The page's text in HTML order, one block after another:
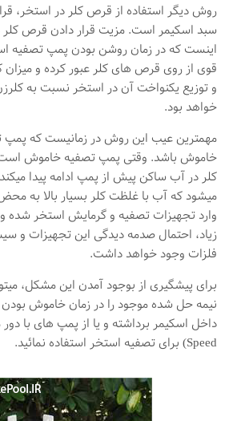
روش دیگر استفاده از قرص کلر در استخر،
سبد اسکیمر است. مزیت قرار دادن قرص کلر
اینست که در زمان روشن بودن پمپ تصفیه
قوی از روی قرص های کلر عبور کرده و
و توزیع یکنواخت آن در استخر نسبت به
خواهد بود.
مهمترین عیب این روش در زمانیست که پمپ
خاموش باشد. وقتی پمپ تصفیه خاموش
کلر در آب ساکن پیش از پمپ ادامه پیدا
میشود که آب با غلظت کلر بسیار بالا به
وارد تجهیزات تصفیه و گرمایش استخر شده
زیاد، احتمال صدمه دیدگی این تجهیزات و
فلزات وجود خواهد داشت.
برای پیشگیری از بوجود آمدن این مشکل،
نیمه حل شده موجود را در زمان خاموش
Speed) برای تصفیه استخر استفاده نمائید.